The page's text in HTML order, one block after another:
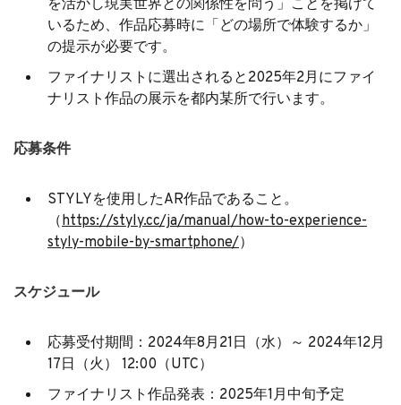
を活かし現実世界との関係性を問う」ことを掲げて
いるため、作品応募時に「どの場所で体験するか」
の提示が必要です。
ファイナリストに選出されると2025年2月にファイ
ナリスト作品の展示を都内某所で行います。
応募条件
STYLYを使用したAR作品であること。
（https://styly.cc/ja/manual/how-to-experience-
styly-mobile-by-smartphone/）
スケジュール
応募受付期間：2024年8月21日（水）～ 2024年12月
17日（火） 12:00（UTC）
ファイナリスト作品発表：2025年1月中旬予定